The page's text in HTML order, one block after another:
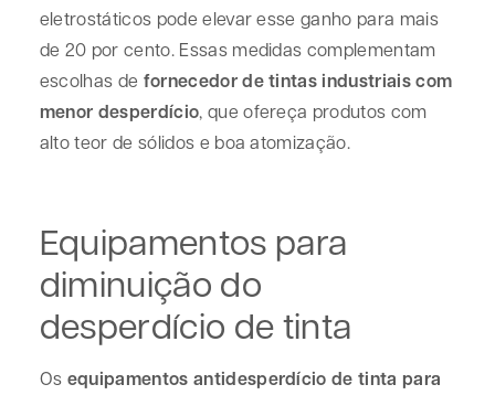
eletrostáticos pode elevar esse ganho para mais
de 20 por cento. Essas medidas complementam
escolhas de fornecedor de tintas industriais com
menor desperdício, que ofereça produtos com
alto teor de sólidos e boa atomização.
Equipamentos para
diminuição do
desperdício de tinta
Os equipamentos antidesperdício de tinta para